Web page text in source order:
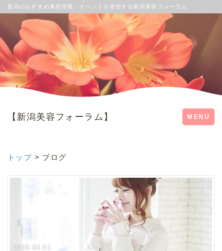
新潟のおすすめ美容情報・イベントを発信する新潟美容フォーラム
Toggle
navigation
MENU
【新潟美容フォーラム】
トップ > ブログ
2019.04.01